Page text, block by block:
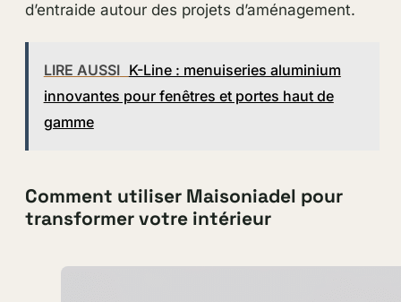
d’entraide autour des projets d’aménagement.
LIRE AUSSI K-Line : menuiseries aluminium
innovantes pour fenêtres et portes haut de
gamme
Comment utiliser Maisoniadel pour
transformer votre intérieur